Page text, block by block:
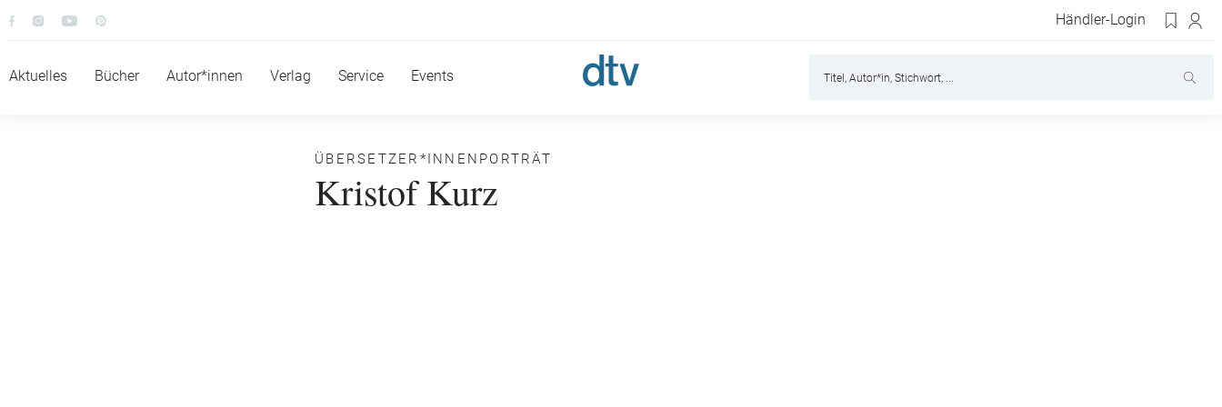
Händler-Login
Aktuelles Bücher Autor*innen Verlag Service Events
ÜBERSETZER*INNENPORTRÄT
Kristof Kurz